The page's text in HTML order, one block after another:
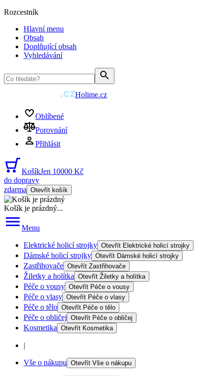
Rozcestník
Hlavní menu
Obsah
Doplňující obsah
Vyhledávání
Holime.cz
Oblíbené
Porovnání
Přihlásit
KošíkJen 10000 Kč
do dopravy
zdarma Otevřít košík
Košík je prázdný...
Menu
Elektrické holicí strojky Otevřít Elektrické holicí strojky
Dámské holicí strojky Otevřít Dámské holicí strojky
Zastřihovače Otevřít Zastřihovače
Žiletky a holítka Otevřít Žiletky a holítka
Péče o vousy Otevřít Péče o vousy
Péče o vlasy Otevřít Péče o vlasy
Péče o tělo Otevřít Péče o tělo
Péče o obličej Otevřít Péče o obličej
Kosmetika Otevřít Kosmetika
|
Vše o nákupu Otevřít Vše o nákupu